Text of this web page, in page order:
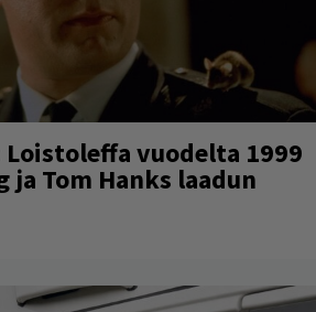
Loistoleffa vuodelta 1999
ja Tom Hanks laadun